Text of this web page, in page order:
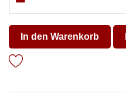
In den Warenkorb